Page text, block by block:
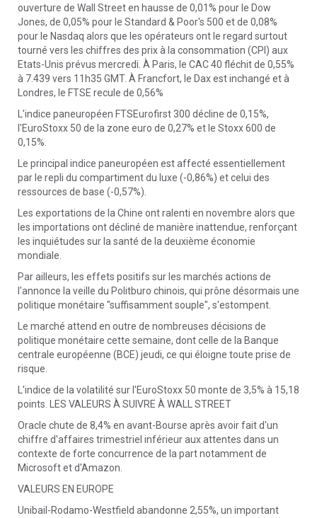
ouverture de Wall Street en hausse de 0,01% pour le Dow
Jones, de 0,05% pour le Standard & Poor's 500 et de 0,08%
pour le Nasdaq alors que les opérateurs ont le regard surtout
tourné vers les chiffres des prix à la consommation (CPI) aux
Etats-Unis prévus mercredi. À Paris, le CAC 40 fléchit de 0,55%
à 7.439 vers 11h35 GMT. À Francfort, le Dax est inchangé et à
Londres, le FTSE recule de 0,56%
L'indice paneuropéen FTSEurofirst 300 décline de 0,15%,
l'EuroStoxx 50 de la zone euro de 0,27% et le Stoxx 600 de
0,15%.
Le principal indice paneuropéen est affecté essentiellement
par le repli du compartiment du luxe (-0,86%) et celui des
ressources de base (-0,57%).
Les exportations de la Chine ont ralenti en novembre alors que
les importations ont décliné de manière inattendue, renforçant
les inquiétudes sur la santé de la deuxième économie
mondiale.
Par ailleurs, les effets positifs sur les marchés actions de
l'annonce la veille du Politburo chinois, qui prône désormais une
politique monétaire "suffisamment souple", s'estompent.
Le marché attend en outre de nombreuses décisions de
politique monétaire cette semaine, dont celle de la Banque
centrale européenne (BCE) jeudi, ce qui éloigne toute prise de
risque.
L'indice de la volatilité sur l'EuroStoxx 50 monte de 3,5% à 15,18
points. LES VALEURS À SUIVRE À WALL STREET
Oracle chute de 8,4% en avant-Bourse après avoir fait d'un
chiffre d'affaires trimestriel inférieur aux attentes dans un
contexte de forte concurrence de la part notamment de
Microsoft et d'Amazon.
VALEURS EN EUROPE
Unibail-Rodamo-Westfield abandonne 2,55%, un important